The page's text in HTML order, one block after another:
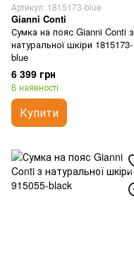
Артикул: 1815173-blue
Gianni Conti
Сумка на пояс Gianni Conti з
натуральної шкіри 1815173-
blue
6 399 грн
В наявності
Купити